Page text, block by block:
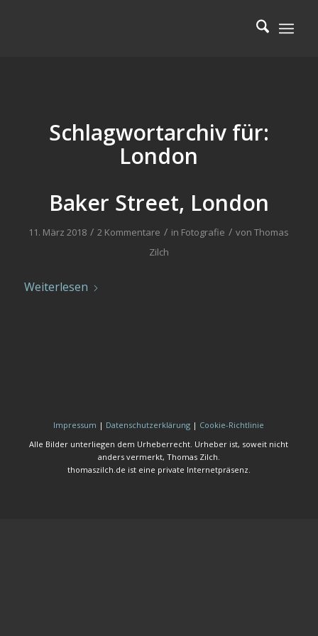
Schlagwortarchiv für:
London
Baker Street, London
11. März 2018 / 2 Kommentare / in Fotografie / vonThomas
Zilch
Weiterlesen
Impressum | Datenschutzerklärung | Cookie-Richtlinie
Alle Bilder unterliegen dem Urheberrecht. Urheber ist, soweit nicht
anders vermerkt, Thomas Zilch.
thomaszilch.de ist eine private Internetpräsenz.